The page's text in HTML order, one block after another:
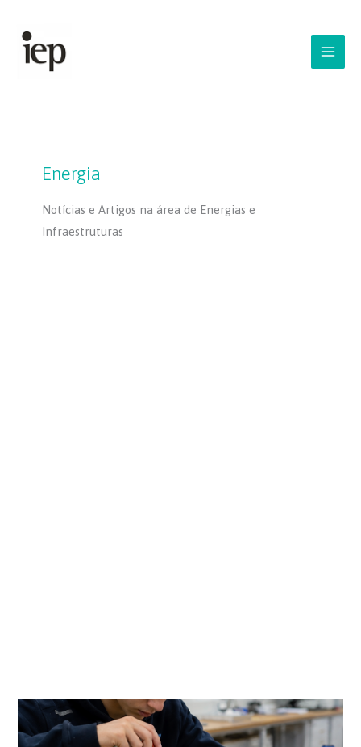
content
Energia
Notícias e Artigos na área de Energias e
Infraestruturas
Prémio
ELETRICA
Jovens
Instaladores